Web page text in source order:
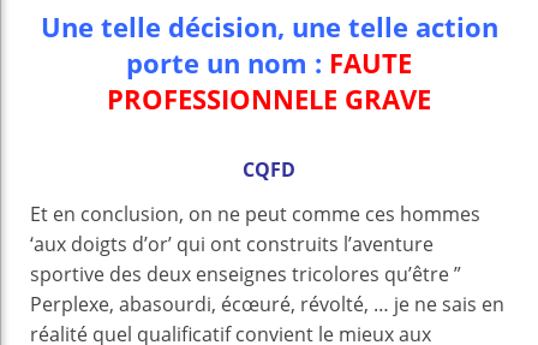
Une telle décision, une telle action
porte un nom : FAUTE
PROFESSIONNELE GRAVE
CQFD
Et en conclusion, on ne peut comme ces hommes
‘aux doigts d’or’ qui ont construits l’aventure
sportive des deux enseignes tricolores qu’être ”
Perplexe, abasourdi, écœuré, révolté, … je ne sais en
réalité quel qualificatif convient le mieux aux